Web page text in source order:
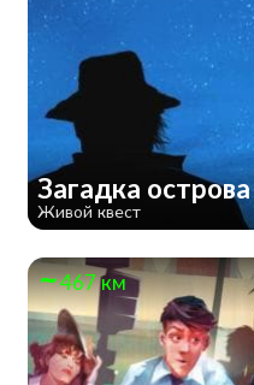
Загадка
Живой квест
467 км